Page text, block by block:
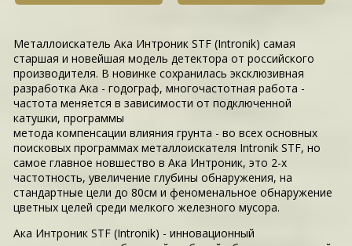
Металлоискатель Ака Интроник STF (Intronik) самая
старшая и новейшая модель детектора от российского
производителя. В новинке сохранилась эксклюзивная
разработка Ака - годограф, многочастотная работа -
частота меняется в зависимости от подключенной
катушки, программы
метода компенсации влияния грунта - во всех основных
поисковых программах металлоискателя Intronik STF, но
самое главное новшество в Ака Интроник, это 2-х
частотность, увеличение глубины обнаружения, на
стандартные цели до 80см и феноменальное обнаружение
цветных целей среди мелкого железного мусора.
Ака Интроник STF (Intronik) - инновационный